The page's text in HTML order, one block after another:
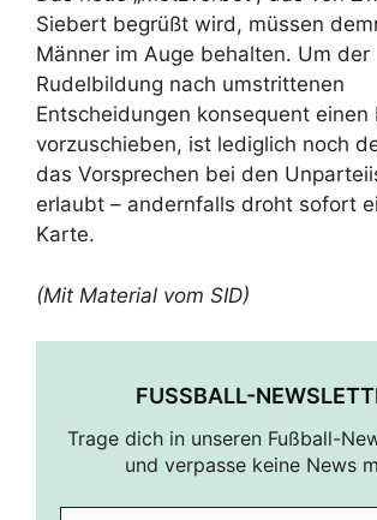
Siebert begrüßt wird, müssen
Männer im Auge behalten. Um der
Rudelbildung nach umstrittenen
Entscheidungen konsequent einen
vorzuschieben, ist lediglich noch
das Vorsprechen bei den
erlaubt – andernfalls droht sofort
Karte.
(Mit Material vom SID)
FUSSBALL-
Trage dich in unseren Fußball-
und verpasse keine News